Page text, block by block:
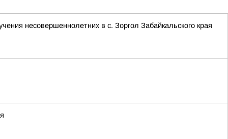
несовершеннолетних в с. Зоргол Забайкальского края